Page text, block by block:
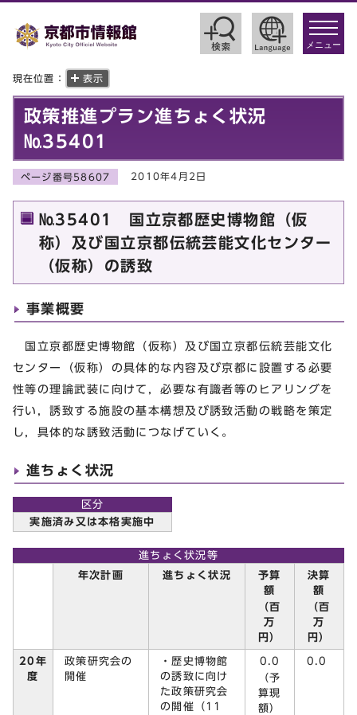
toggle
メニュー
現在位置： 表示
政策推進プラン進ちょく状況
№35401
ページ番号58607 2010年4月2日
№35401 国立京都歴史博物館（仮
称）及び国立京都伝統芸能文化センター
（仮称）の誘致
事業概要
国立京都歴史博物館（仮称）及び国立京都伝統芸能文化
センター（仮称）の具体的な内容及び京都に設置する必要
性等の理論武装に向けて，必要な有識者等のヒアリングを
行い，誘致する施設の基本構想及び誘致活動の戦略を策定
し，具体的な誘致活動につなげていく。
進ちょく状況
区分
実施済み又は本格実施中
進ちょく状況等
年次計画
進ちょく状況
予算
額
（百
万
円）
決算
額
（百
万
円）
20年
度
政策研究会の
開催
・歴史博物館
の誘致に向け
た政策研究会
の開催（11
0.0
（予
算現
額）
0.0